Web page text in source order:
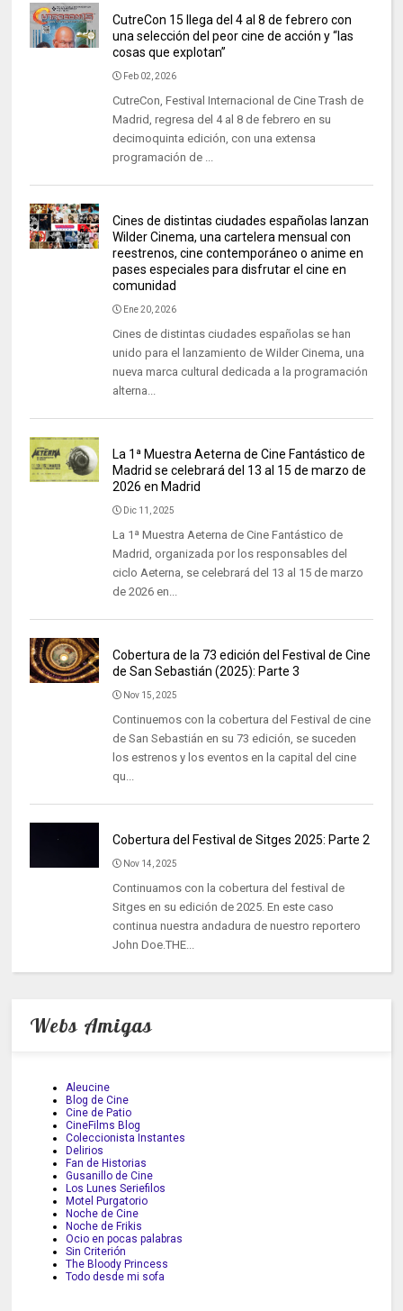
CutreCon 15 llega del 4 al 8 de febrero con
una selección del peor cine de acción y “las
cosas que explotan”
Feb 02, 2026
CutreCon, Festival Internacional de Cine Trash de
Madrid, regresa del 4 al 8 de febrero en su
decimoquinta edición, con una extensa
programación de ...
Cines de distintas ciudades españolas lanzan
Wilder Cinema, una cartelera mensual con
reestrenos, cine contemporáneo o anime en
pases especiales para disfrutar el cine en
comunidad
Ene 20, 2026
Cines de distintas ciudades españolas se han
unido para el lanzamiento de Wilder Cinema, una
nueva marca cultural dedicada a la programación
alterna...
La 1ª Muestra Aeterna de Cine Fantástico de
Madrid se celebrará del 13 al 15 de marzo de
2026 en Madrid
Dic 11, 2025
La 1ª Muestra Aeterna de Cine Fantástico de
Madrid, organizada por los responsables del
ciclo Aeterna, se celebrará del 13 al 15 de marzo
de 2026 en...
Cobertura de la 73 edición del Festival de Cine
de San Sebastián (2025): Parte 3
Nov 15, 2025
Continuemos con la cobertura del Festival de cine
de San Sebastián en su 73 edición, se suceden
los estrenos y los eventos en la capital del cine
qu...
Cobertura del Festival de Sitges 2025: Parte 2
Nov 14, 2025
Continuamos con la cobertura del festival de
Sitges en su edición de 2025. En este caso
continua nuestra andadura de nuestro reportero
John Doe.THE...
Webs Amigas
Aleucine
Blog de Cine
Cine de Patio
CineFilms Blog
Coleccionista Instantes
Delirios
Fan de Historias
Gusanillo de Cine
Los Lunes Seriefilos
Motel Purgatorio
Noche de Cine
Noche de Frikis
Ocio en pocas palabras
Sin Criterión
The Bloody Princess
Todo desde mi sofa